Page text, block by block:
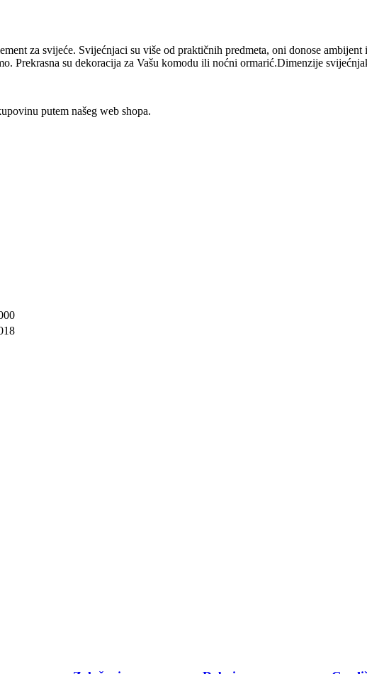
za svijeće. Svijećnjaci su više od praktičnih predmeta, oni donose
Prekrasna su dekoracija za Vašu komodu ili noćni ormarić.Dimenzije
putem našeg web shopa.